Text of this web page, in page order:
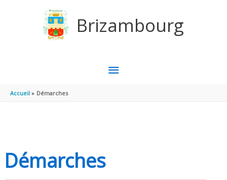
Brizambourg
MENU
Accueil Démarches
Démarches